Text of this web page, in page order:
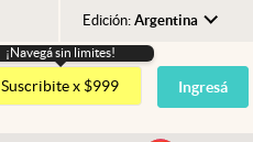
Edición: Argentina
Argentina
España
¡Navegá sin limites!
Suscribite x $999 Ingresá